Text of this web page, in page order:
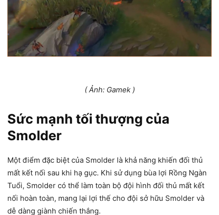
( Ảnh: Gamek )
Sức mạnh tối thượng của
Smolder
Một điểm đặc biệt của Smolder là khả năng khiến đối thủ
mất kết nối sau khi hạ gục. Khi sử dụng bùa lợi Rồng Ngàn
Tuổi, Smolder có thể làm toàn bộ đội hình đối thủ mất kết
nối hoàn toàn, mang lại lợi thế cho đội sở hữu Smolder và
dễ dàng giành chiến thắng.